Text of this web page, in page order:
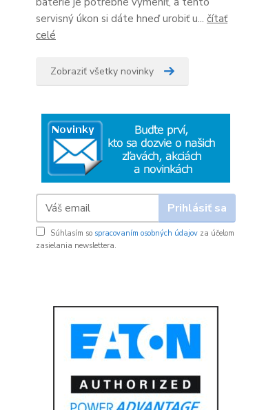
servisný úkon si dáte hneď urobiť u... čítať
celé
Zobraziť všetky novinky
Prihlásiť sa
Súhlasím so spracovaním osobných údajov za účelom
zasielania newslettera.